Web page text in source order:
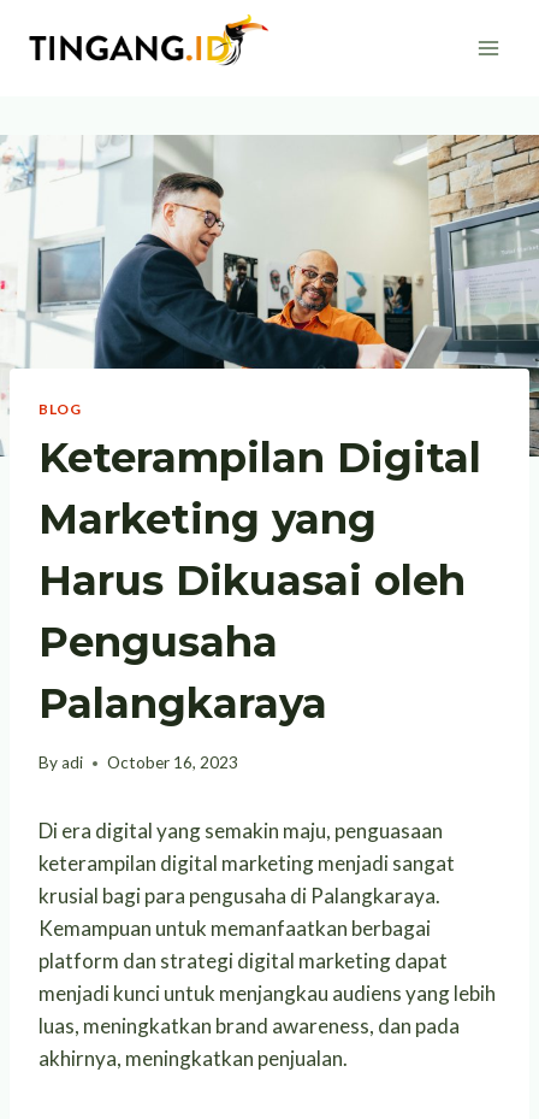
BLOG
Keterampilan Digital
Marketing yang
Harus Dikuasai oleh
Pengusaha
Palangkaraya
Byadi October 16, 2023
Di era digital yang semakin maju, penguasaan
keterampilan digital marketing menjadi sangat
krusial bagi para pengusaha di Palangkaraya.
Kemampuan untuk memanfaatkan berbagai
platform dan strategi digital marketing dapat
menjadi kunci untuk menjangkau audiens yang lebih
luas, meningkatkan brand awareness, dan pada
akhirnya, meningkatkan penjualan.